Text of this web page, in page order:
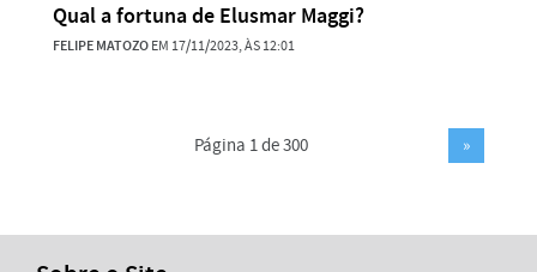
Qual a fortuna de Elusmar Maggi?
FELIPE MATOZOEM 17/11/2023, ÀS 12:01
Página 1 de 300 »